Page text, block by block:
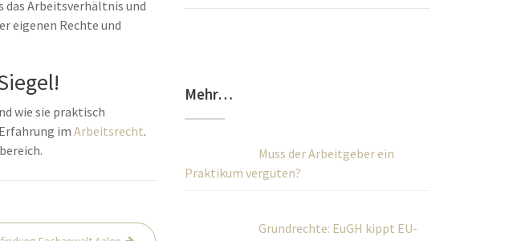
das Arbeitsverhältnis und
eigenen Rechte und
wie sie praktisch
im Arbeitsrecht.
Mehr…
Muss der Arbeitgeber ein
Praktikum vergüten?
Grundrechte: EuGH kippt EU-